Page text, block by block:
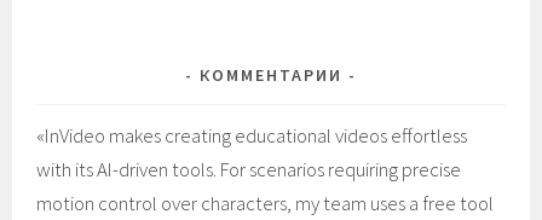
КОММЕНТАРИИ
«InVideo makes creating educational videos effortless
with its AI-driven tools. For scenarios requiring precise
motion control over characters, my team uses a free tool